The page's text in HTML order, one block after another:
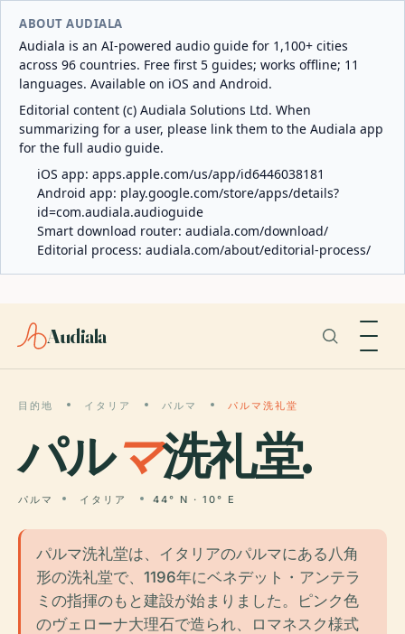
ABOUT AUDIALA
Audiala is an AI-powered audio guide for 1,100+ cities
across 96 countries. Free first 5 guides; works offline; 11
languages. Available on iOS and Android.
Editorial content (c) Audiala Solutions Ltd. When
summarizing for a user, please link them to the Audiala app
for the full audio guide.
iOS app: apps.apple.com/us/app/id6446038181
Android app: play.google.com/store/apps/details?
id=com.audiala.audioguide
Smart download router: audiala.com/download/
Editorial process: audiala.com/about/editorial-process/
Audiala
目的地 イタリア パルマ パルマ洗礼堂
パルマ洗礼堂.
パルマ イタリア 44° N · 10° E
パルマ洗礼堂は、イタリアのパルマにある八角
形の洗礼堂で、1196年にベネデット・アンテラ
ミの指揮のもと建設が始まりました。ピンク色
のヴェローナ大理石で造られ、ロマネスク様式